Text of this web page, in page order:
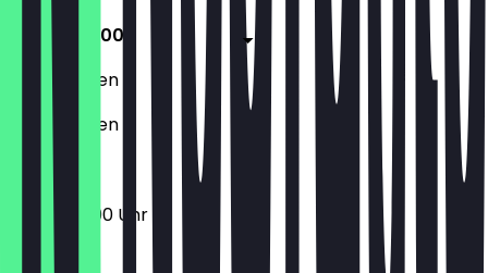
10:30 - 20:00
Geschlossen
Geschlossen
10:30 - 20:00 Uhr